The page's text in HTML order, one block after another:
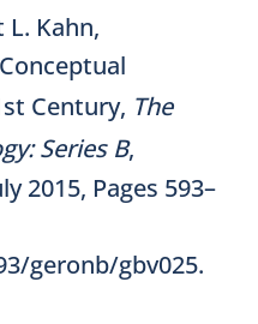
L. Kahn,
Century, The
Series B,
2015, Pages 593–
geronb/gbv025.